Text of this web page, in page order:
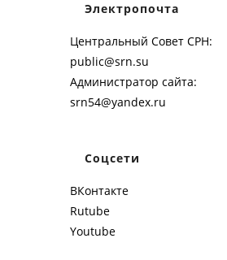
Электропочта
Центральный Совет СРН:
public@srn.su
Администратор сайта:
srn54@yandex.ru
Соцсети
ВКонтакте
Rutube
Youtube